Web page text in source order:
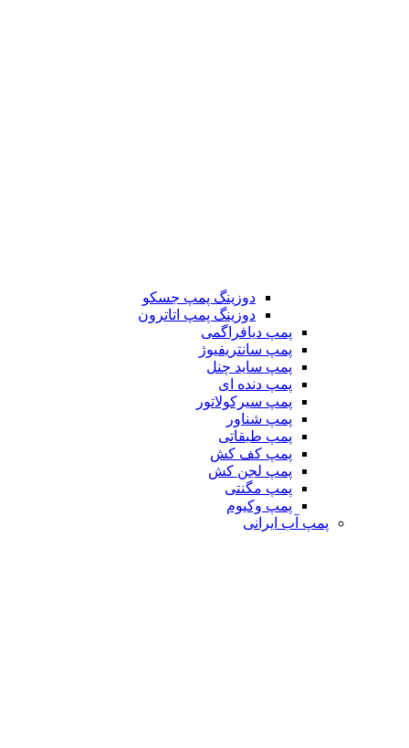
دوزینگ پمپ جسکو
دوزینگ پمپ اتاترون
پمپ دیافراگمی
پمپ سانتریفیوژ
پمپ ساید چنل
پمپ دنده ای
پمپ سیرکولاتور
پمپ شناور
پمپ طبقاتی
پمپ کف کش
پمپ لجن کش
پمپ مگنتی
پمپ وکیوم
پمپ آب ایرانی